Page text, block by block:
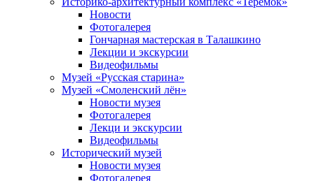
Новости
Фотогалерея
Гончарная мастерская в Талашкино
Лекции и экскурсии
Видеофильмы
Музей «Русская старина»
Музей «Смоленский лён»
Новости музея
Фотогалерея
Лекци и экскурсии
Видеофильмы
Исторический музей
Новости музея
Фотогалерея